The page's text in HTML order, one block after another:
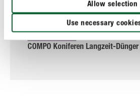
Allow selection
Use necessary
COMPO Koniferen Langzeit-Dünger